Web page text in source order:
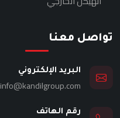
تواصل معنا
البريد الإلكتروني
info@kandilgroup.com
رقم الهاتف